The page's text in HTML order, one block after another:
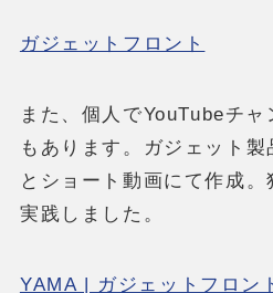
ガジェットフロント
また、個人でYouTubeチ
もあります。ガジェット
とショート動画にて作成
実践しました。
YAMA | ガジェットフロン